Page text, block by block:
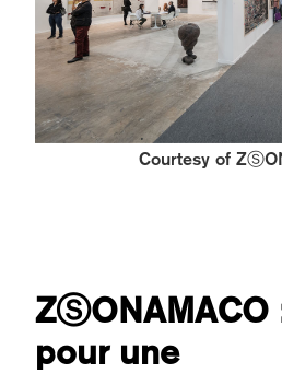
Courtesy of
ZⓈONAMACO
pour une